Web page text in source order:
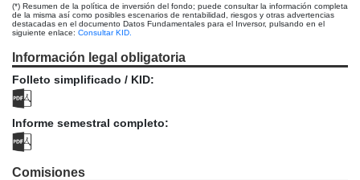
(*) Resumen de la política de inversión del fondo; puede consultar la información completa
de la misma así como posibles escenarios de rentabilidad, riesgos y otras advertencias
destacadas en el documento Datos Fundamentales para el Inversor, pulsando en el
siguiente enlace: Consultar KID.
Información legal obligatoria
Folleto simplificado / KID:
Informe semestral completo:
Comisiones